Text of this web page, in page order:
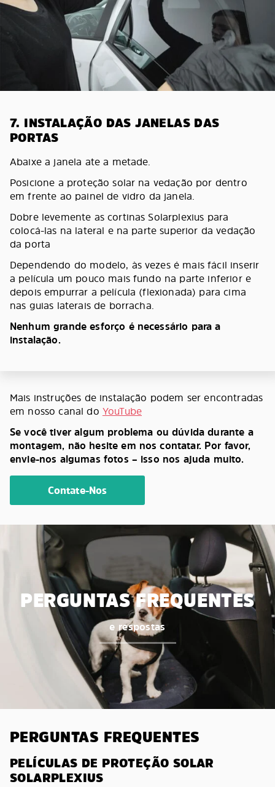
7. INSTALAÇÃO DAS JANELAS DAS
PORTAS
Abaixe a janela ate a metade.
Posicione a proteção solar na vedação por dentro
em frente ao painel de vidro da janela.
Dobre levemente as cortinas Solarplexius para
colocá-las na lateral e na parte superior da vedação
da porta
Dependendo do modelo, às vezes é mais fácil inserir
a película um pouco mais fundo na parte inferior e
depois empurrar a película (flexionada) para cima
nas guias laterais de borracha.
Nenhum grande esforço é necessário para a
instalação.
Mais instruções de instalação podem ser encontradas
em nosso canal do YouTube
Se você tiver algum problema ou dúvida durante a
montagem, não hesite em nos contatar. Por favor,
envie-nos algumas fotos – isso nos ajuda muito.
Contate-Nos
PERGUNTAS FREQUENTES
e respostas
PERGUNTAS FREQUENTES
PELÍCULAS DE PROTEÇÃO SOLAR
SOLARPLEXIUS